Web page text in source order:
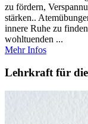
zu fördern,
stärken..
innere Ruhe zu
wohltuenden ...
Mehr Infos
Lehrkraft für